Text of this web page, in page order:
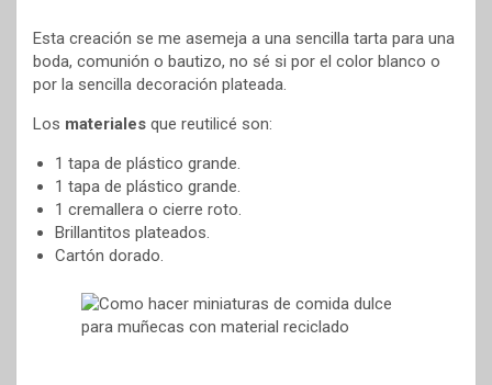
Esta creación se me asemeja a una sencilla tarta para una
boda, comunión o bautizo, no sé si por el color blanco o
por la sencilla decoración plateada.
Los materiales que reutilicé son:
1 tapa de plástico grande.
1 tapa de plástico grande.
1 cremallera o cierre roto.
Brillantitos plateados.
Cartón dorado.